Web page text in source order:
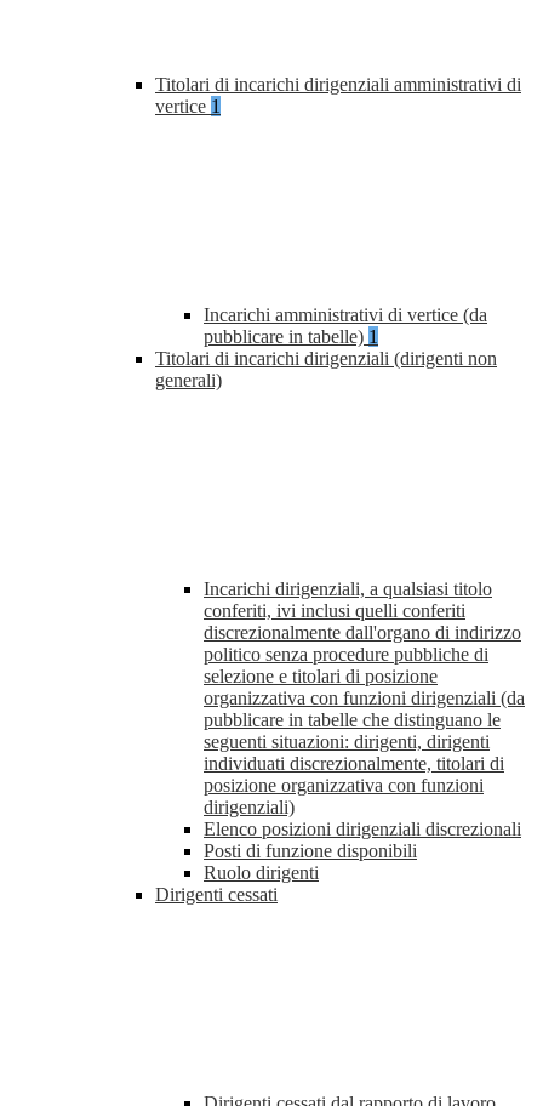
Titolari di incarichi dirigenziali amministrativi di
vertice 1
Incarichi amministrativi di vertice (da
pubblicare in tabelle) 1
Titolari di incarichi dirigenziali (dirigenti non
generali)
Incarichi dirigenziali, a qualsiasi titolo
conferiti, ivi inclusi quelli conferiti
discrezionalmente dall'organo di indirizzo
politico senza procedure pubbliche di
selezione e titolari di posizione
organizzativa con funzioni dirigenziali (da
pubblicare in tabelle che distinguano le
seguenti situazioni: dirigenti, dirigenti
individuati discrezionalmente, titolari di
posizione organizzativa con funzioni
dirigenziali)
Elenco posizioni dirigenziali discrezionali
Posti di funzione disponibili
Ruolo dirigenti
Dirigenti cessati